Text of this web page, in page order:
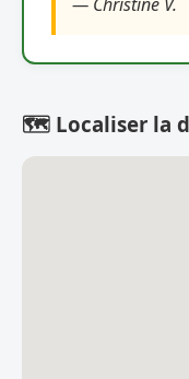
🗺️ Localiser la